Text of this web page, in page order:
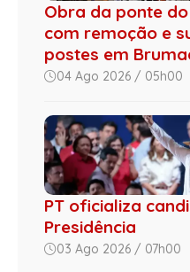
Obra da ponte
com remoção e
postes em
04 Ago 2026 / 05h00
PT oficializa
Presidência
03 Ago 2026 / 07h00